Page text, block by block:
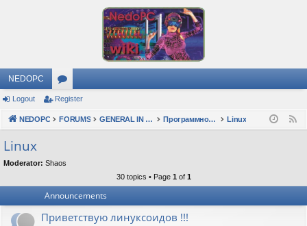
NEDOPC
or
u
s
Logout Register
NEDOPC FORUMS GENERAL IN RUSSIAN Программное обеспечение Linux
Linux
Moderator: Shaos
30 topics • Page 1 of 1
Announcements
Приветствую линуксоидов !!!